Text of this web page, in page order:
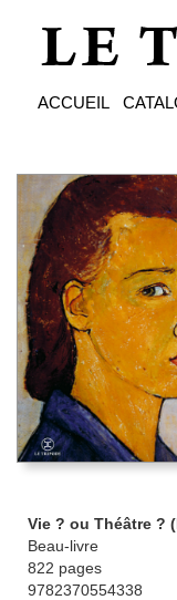
ACCUEIL
Vie ? ou Théâtre ?
Beau-livre
822 pages
9782370554338